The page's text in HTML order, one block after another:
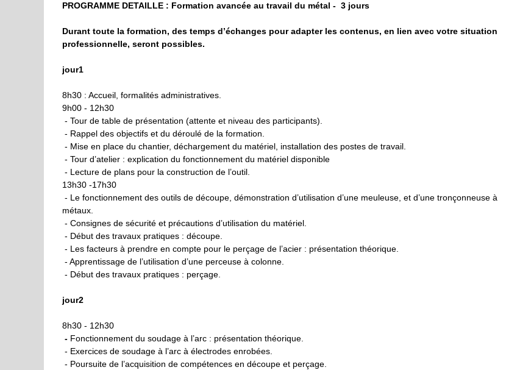
PROGRAMME DETAILLE : Formation avancée au travail du métal - 3 jours
Durant toute la formation, des temps d’échanges pour adapter les contenus, en lien avec votre situation
professionnelle, seront possibles.
jour1
8h30 : Accueil, formalités administratives.
9h00 - 12h30
- Tour de table de présentation (attente et niveau des participants).
- Rappel des objectifs et du déroulé de la formation.
- Mise en place du chantier, déchargement du matériel, installation des postes de travail.
- Tour d’atelier : explication du fonctionnement du matériel disponible
- Lecture de plans pour la construction de l’outil.
13h30 -17h30
- Le fonctionnement des outils de découpe, démonstration d’utilisation d’une meuleuse, et d’une tronçonneuse à
métaux.
- Consignes de sécurité et précautions d’utilisation du matériel.
- Début des travaux pratiques : découpe.
- Les facteurs à prendre en compte pour le perçage de l’acier : présentation théorique.
- Apprentissage de l’utilisation d’une perceuse à colonne.
- Début des travaux pratiques : perçage.
jour2
8h30 - 12h30
- Fonctionnement du soudage à l’arc : présentation théorique.
- Exercices de soudage à l’arc à électrodes enrobées.
- Poursuite de l’acquisition de compétences en découpe et perçage.